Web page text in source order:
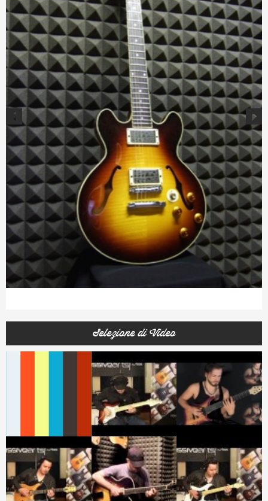
Selezione di Video